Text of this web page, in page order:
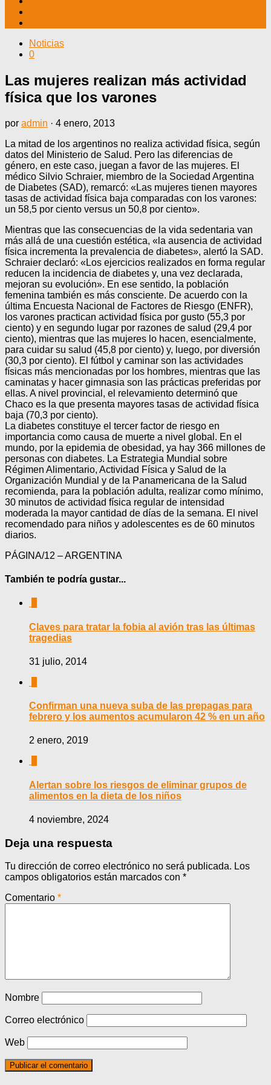
Noticias
0
Las mujeres realizan más actividad
física que los varones
por admin · 4 enero, 2013
La mitad de los argentinos no realiza actividad física, según
datos del Ministerio de Salud. Pero las diferencias de
género, en este caso, juegan a favor de las mujeres. El
médico Silvio Schraier, miembro de la Sociedad Argentina
de Diabetes (SAD), remarcó: «Las mujeres tienen mayores
tasas de actividad física baja comparadas con los varones:
un 58,5 por ciento versus un 50,8 por ciento».
Mientras que las consecuencias de la vida sedentaria van
más allá de una cuestión estética, «la ausencia de actividad
física incrementa la prevalencia de diabetes», alertó la SAD.
Schraier declaró: «Los ejercicios realizados en forma regular
reducen la incidencia de diabetes y, una vez declarada,
mejoran su evolución». En ese sentido, la población
femenina también es más consciente. De acuerdo con la
última Encuesta Nacional de Factores de Riesgo (ENFR),
los varones practican actividad física por gusto (55,3 por
ciento) y en segundo lugar por razones de salud (29,4 por
ciento), mientras que las mujeres lo hacen, esencialmente,
para cuidar su salud (45,8 por ciento) y, luego, por diversión
(30,3 por ciento). El fútbol y caminar son las actividades
físicas más mencionadas por los hombres, mientras que las
caminatas y hacer gimnasia son las prácticas preferidas por
ellas. A nivel provincial, el relevamiento determinó que
Chaco es la que presenta mayores tasas de actividad física
baja (70,3 por ciento).
La diabetes constituye el tercer factor de riesgo en
importancia como causa de muerte a nivel global. En el
mundo, por la epidemia de obesidad, ya hay 366 millones de
personas con diabetes. La Estrategia Mundial sobre
Régimen Alimentario, Actividad Física y Salud de la
Organización Mundial y de la Panamericana de la Salud
recomienda, para la población adulta, realizar como mínimo,
30 minutos de actividad física regular de intensidad
moderada la mayor cantidad de días de la semana. El nivel
recomendado para niños y adolescentes es de 60 minutos
diarios.
PÁGINA/12 – ARGENTINA
También te podría gustar...
Claves para tratar la fobia al avión tras las últimas
tragedias
31 julio, 2014
Confirman una nueva suba de las prepagas para
febrero y los aumentos acumularon 42 % en un año
2 enero, 2019
Alertan sobre los riesgos de eliminar grupos de
alimentos en la dieta de los niños
4 noviembre, 2024
Deja una respuesta
Tu dirección de correo electrónico no será publicada. Los
campos obligatorios están marcados con *
Comentario *
Nombre
Correo electrónico
Web